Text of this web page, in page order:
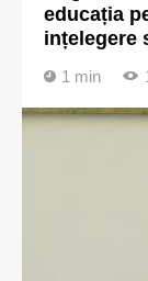
educația
ințelegere
1 min